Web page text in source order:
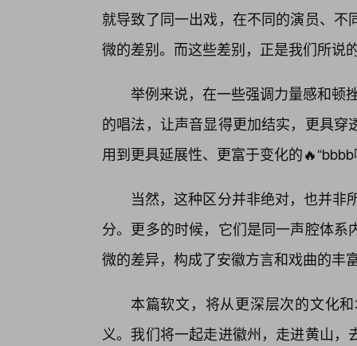
就导致了同一出戏，在不同的演员、
微的差别。而这些差别，正是我们所说
举例来说，在一些强调力量感和顿
的唱法，让声音显得更加结实，更具
用到更具延展性、更富于变化的
当然，这种区分并非绝对，也并非
分。更多的时候，它们是同一声腔体
微的差异，构成了安徽方言和戏曲的丰
本篇软文，将从更深层次的文化
义。我们将一起走进徽州，走进黄山